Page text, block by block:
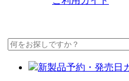
新製品予約・発売日